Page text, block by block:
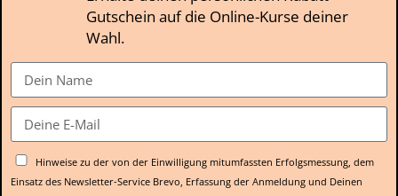
Gutschein auf die Online-Kurse deiner
Wahl.
Hinweise zu der von der Einwilligung mitumfassten Erfolgsmessung, dem
Einsatz des Newsletter-Service Brevo, Erfassung der Anmeldung und Deinen